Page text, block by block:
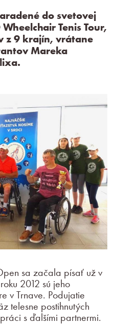
do svetovej
Tenis Tour,
z 9 krajín, vrátane
Mareka
sa začala písať už v
2012 sú jeho
v Trnave. Podujatie
telesne postihnutých
s ďalšími partnermi.